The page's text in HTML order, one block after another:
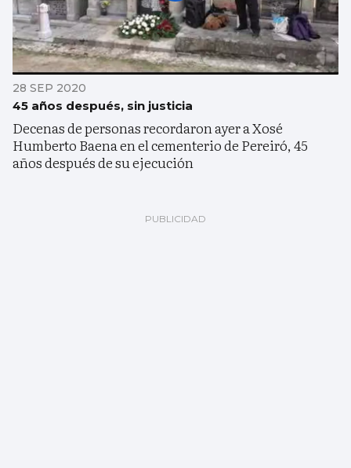
28 SEP 2020
45 años después, sin justicia
Decenas de personas recordaron ayer a Xosé
Humberto Baena en el cementerio de Pereiró, 45
años después de su ejecución